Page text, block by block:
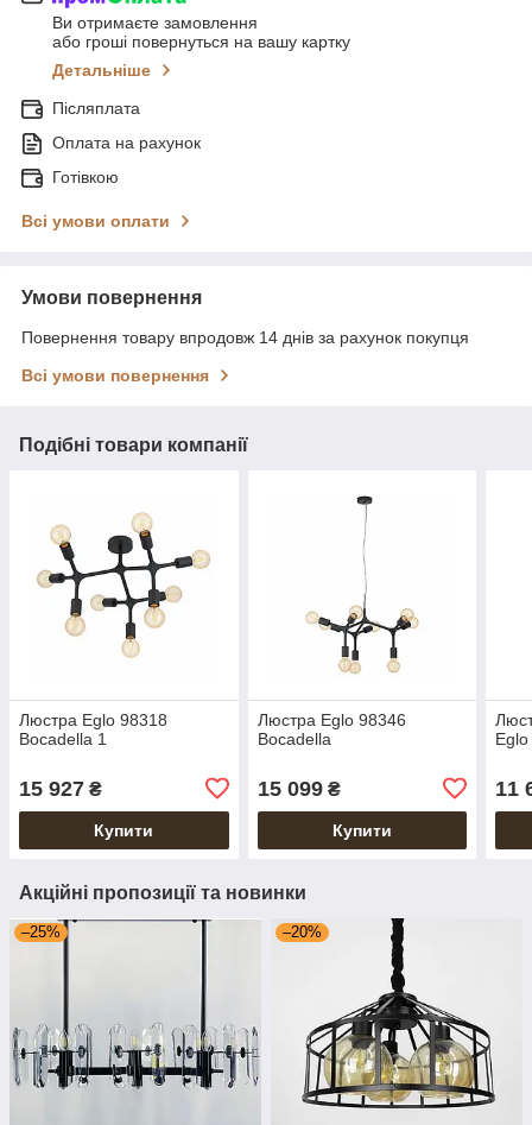
Ви отримаєте замовлення
або гроші повернуться на вашу картку
Детальніше
Післяплата
Оплата на рахунок
Готівкою
Всі умови оплати
Умови повернення
Повернення товару впродовж 14 днів за рахунок покупця
Всі умови повернення
Подібні товари компанії
Люстра Eglo 98318
Bocadella 1
15 927 ₴
Купити
Люстра Eglo 98346
Bocadella
15 099₴
Купити
11
Акційні пропозиції та новинки
–25% –20%